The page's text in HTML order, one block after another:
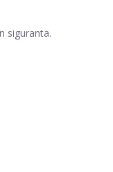
siguranta.